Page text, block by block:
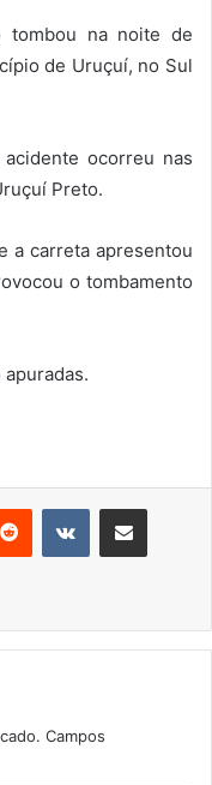
tombou na noite de
de Uruçuí, no Sul
ocorreu nas
Preto.
a carreta apresentou
o tombamento
Reddit VK Compartilhar via e-mail
Campos